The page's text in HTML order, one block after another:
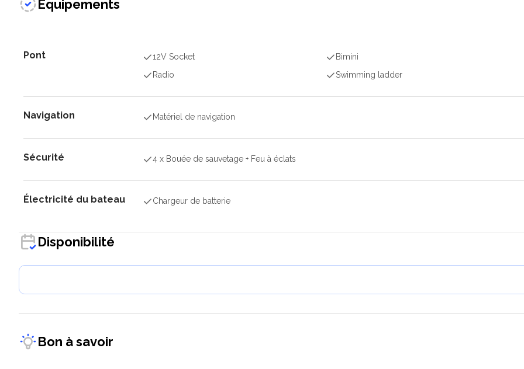
Équipements
Pont 12V Socket
Bimini
Radio
Swimming ladder
Navigation Matériel de navigation
Sécurité 4 x Bouée de sauvetage + Feu à éclats
Électricité du bateau Chargeur de batterie
Disponibilité
Bon à savoir